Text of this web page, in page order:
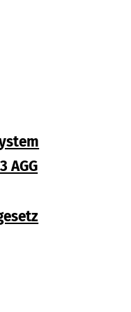
AGG